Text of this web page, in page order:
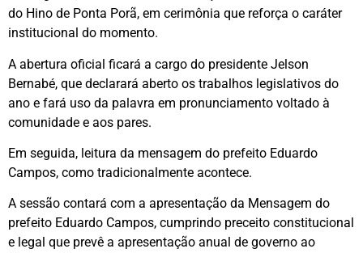
do Hino de Ponta Porã, em cerimônia que reforça o caráter
institucional do momento.
A abertura oficial ficará a cargo do presidente Jelson
Bernabé, que declarará aberto os trabalhos legislativos do
ano e fará uso da palavra em pronunciamento voltado à
comunidade e aos pares.
Em seguida, leitura da mensagem do prefeito Eduardo
Campos, como tradicionalmente acontece.
A sessão contará com a apresentação da Mensagem do
prefeito Eduardo Campos, cumprindo preceito constitucional
e legal que prevê a apresentação anual de governo ao